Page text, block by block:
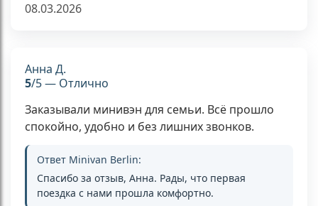
08.03.2026
Анна Д.
5/5 — Отлично
Заказывали минивэн для семьи. Всё прошло
спокойно, удобно и без лишних звонков.
Ответ Minivan Berlin:
Спасибо за отзыв, Анна. Рады, что первая
поездка с нами прошла комфортно.